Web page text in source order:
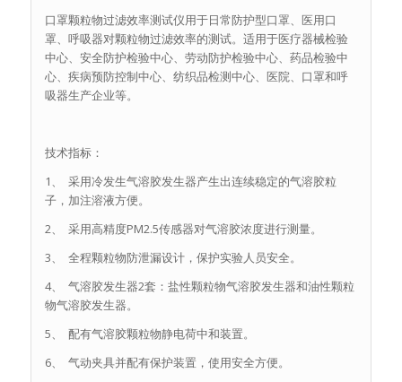
口罩颗粒物过滤效率测试仪用于日常防护型口罩、医用口
罩、呼吸器对颗粒物过滤效率的测试。适用于医疗器械检验
中心、安全防护检验中心、劳动防护检验中心、药品检验中
心、疾病预防控制中心、纺织品检测中心、医院、口罩和呼
吸器生产企业等。
技术指标：
1、 采用冷发生气溶胶发生器产生出连续稳定的气溶胶粒
子，加注溶液方便。
2、 采用高精度PM2.5传感器对气溶胶浓度进行测量。
3、 全程颗粒物防泄漏设计，保护实验人员安全。
4、 气溶胶发生器2套：盐性颗粒物气溶胶发生器和油性颗粒
物气溶胶发生器。
5、 配有气溶胶颗粒物静电荷中和装置。
6、 气动夹具并配有保护装置，使用安全方便。